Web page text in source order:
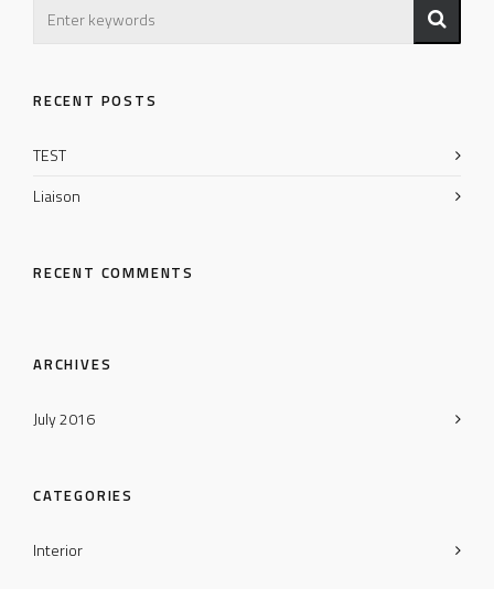
RECENT POSTS
TEST
Liaison
RECENT COMMENTS
ARCHIVES
July 2016
CATEGORIES
Interior